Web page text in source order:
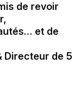
de revoir
et de
Directeur de 5